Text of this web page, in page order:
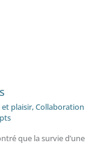
et plaisir,Collaboration
que la survie d’une